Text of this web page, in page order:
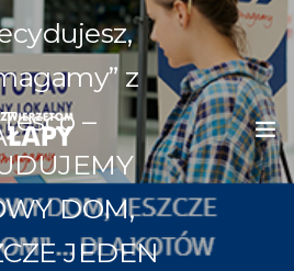
z
Tesco –
DOM,
JEDEN